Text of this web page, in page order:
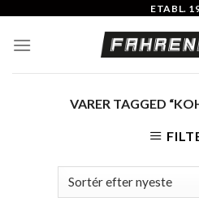
content
ETABL.
VARER TAGGED